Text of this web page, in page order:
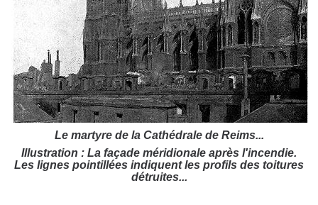
Le martyre de la Cathédrale de Reims...
Illustration : La façade méridionale après l'incendie.
Les lignes pointillées indiquent les profils des toitures
détruites...